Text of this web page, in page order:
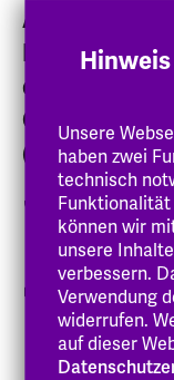
Allgemeine
Nonprofit
des Instituts
(IZGS)
06151 8798-645
s.kirchhoff-
RII 12
Zur Person
Unsere
haben zwei
technisch
Funktionalität
können wir
unsere
verbessern.
Verwendung
widerrufen.
auf dieser